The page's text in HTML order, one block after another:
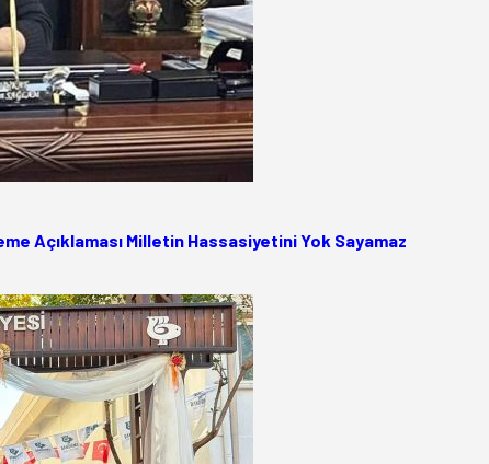
Açıklaması Milletin Hassasiyetini Yok Sayamaz